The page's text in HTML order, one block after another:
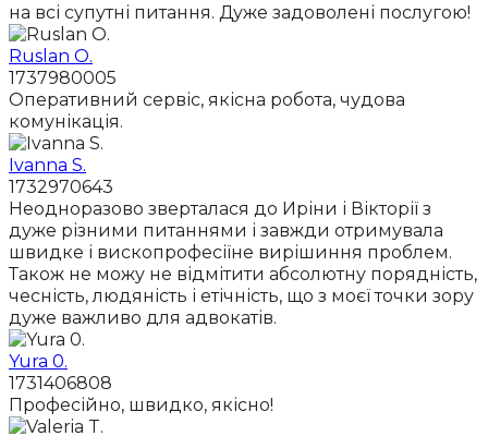
на всі супутні питання. Дуже задоволені послугою!
Ruslan O.
1737980005
Оперативний сервіс, якісна робота, чудова
комунікація.
Ivanna S.
1732970643
Неодноразово зверталася до Иріни і Вікторії з
дуже різними питаннями і завжди отримувала
швидке і вископрофесіїне вирішиння проблем.
Також не можу не відмітити абсолютну порядність,
чесність, людяність і етічність, що з моєї точки зору
дуже важливо для адвокатів.
Yura 0.
1731406808
Професійно, швидко, якісно!